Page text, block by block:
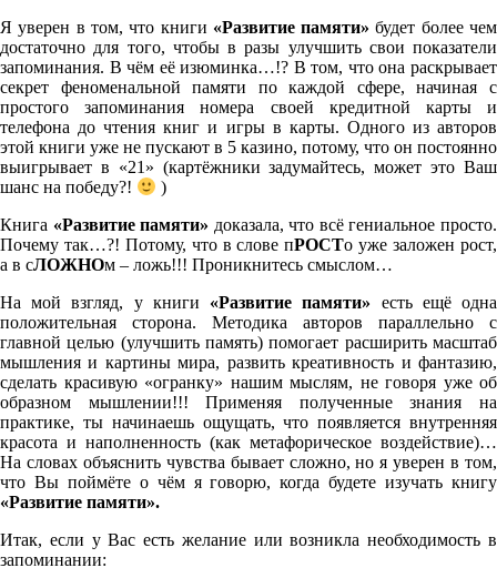
Я уверен в том, что книги «Развитие памяти»будет более чем
достаточно для того, чтобы в разы улучшить свои показатели
запоминания. В чём её изюминка…!? В том, что она раскрывает
секрет феноменальной памяти по каждой сфере, начиная с
простого запоминания номера своей кредитной карты и
телефона до чтения книг и игры в карты. Одного из авторов
этой книги уже не пускают в 5 казино, потому, что он постоянно
выигрывает в «21» (картёжники задумайтесь, может это Ваш
шанс на победу?!
)
Книга «Развитие памяти» доказала, что всё гениальное просто.
Почему так…?! Потому, что в слове пРОСТо уже заложен рост,
а в сЛОЖНОм – ложь!!! Проникнитесь смыслом…
На мой взгляд, у книги «Развитие памяти» есть ещё одна
положительная сторона. Методика авторов параллельно с
главной целью (улучшить память) помогает расширить масштаб
мышления и картины мира, развить креативность и фантазию,
сделать красивую «огранку» нашим мыслям, не говоря уже об
образном мышлении!!! Применяя полученные знания на
практике, ты начинаешь ощущать, что появляется внутренняя
красота и наполненность (как метафорическое воздействие)…
На словах объяснить чувства бывает сложно, но я уверен в том,
что Вы поймёте о чём я говорю, когда будете изучать книгу
«Развитие памяти».
Итак, если у Вас есть желание или возникла необходимость в
запоминании: